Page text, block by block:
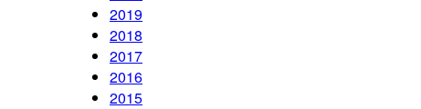
2019
2018
2017
2016
2015